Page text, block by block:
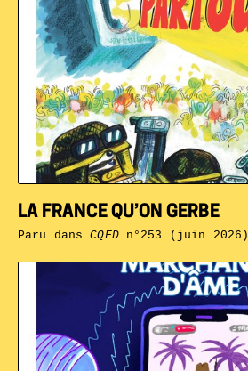
LA FRANCE QU’ON GERBE
Paru dansCQFDn°253 (juin 2026)